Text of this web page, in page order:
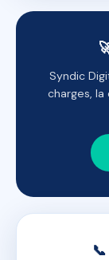
Syndic
charges,